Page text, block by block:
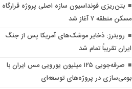
بتن‌ریزی فونداسیون سازه اصلی پروژه قرارگاه
مسکن منطقه ۷ آغاز شد
رویترز: ذخایر موشک‌های آمریکا پس از جنگ
ایران تقریباً تمام شد
صرفه‌جویی ۱۲۵ میلیون یورویی مس ایران با
بومی‌سازی در پروژه‌های توسعه‌ای